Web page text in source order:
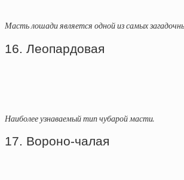
Масть лошади является одной из самых
16. Леопардовая
Наиболее узнаваемый тип чубарой масти.
17. Вороно-чалая